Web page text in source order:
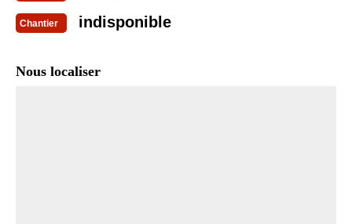
Chantier indisponible
Nous localiser